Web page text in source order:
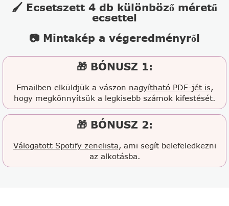
🖌️ Ecsetszett 4 db különböző méretű
ecsettel
📷 Mintakép a végeredményről
🎁 BÓNUSZ 1:
Emailben elküldjük a vászon nagyítható PDF-jét is,
hogy megkönnyítsük a legkisebb számok kifestését.
🎁 BÓNUSZ 2:
Válogatott Spotify zenelista, ami segít belefeledkezni
az alkotásba.